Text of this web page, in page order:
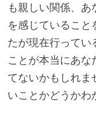
も親しい関係、
を感じていること
たが現在行ってい
ことが本当にあ
てないかもしれま
いことかどうかわ